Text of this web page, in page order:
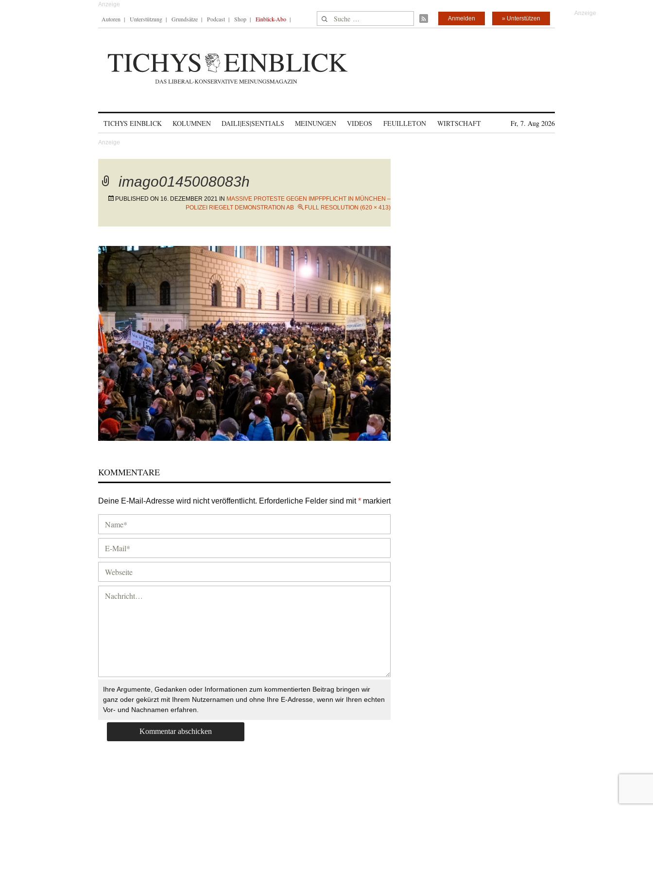
Autoren Unterstützung Grundsätze Podcast Shop Einblick-Abo Suche nach: » Unterstützen
Anmelden
TICHYS EINBLICK KOLUMNEN DAILI|ES|SENTIALS MEINUNGEN VIDEOS FEUILLETON WIRTSCHAFT Fr, 7. Aug 2026
imago0145008083h
PUBLISHED ON 16. DEZEMBER 2021 IN MASSIVE PROTESTE GEGEN IMPFPFLICHT IN MÜNCHEN –
POLIZEI RIEGELT DEMONSTRATION AB
FULL RESOLUTION (620 × 413)
←Previous
KOMMENTARE
Deine E-Mail-Adresse wird nicht veröffentlicht. Erforderliche Felder sind mit* markiert
Ihre Argumente, Gedanken oder Informationen zum kommentierten Beitrag bringen wir
ganz oder gekürzt mit Ihrem Nutzernamen und ohne Ihre E-Adresse, wenn wir Ihren echten
Vor- und Nachnamen erfahren.